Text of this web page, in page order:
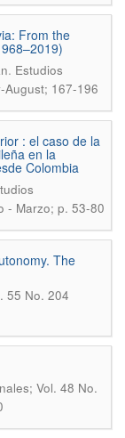
From the
. Estudios
August; 167-196
: el caso de la
en la
Colombia
- Marzo; p. 53-80
The
55 No. 204
Vol. 48 No.